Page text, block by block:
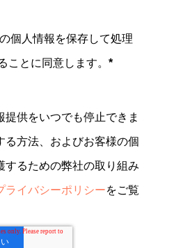
個人情報を保存して処理
ことに同意します。*
提供をいつでも停止できま
る方法、およびお客様の個
するための弊社の取り組み
ライバシーポリシーをご覧